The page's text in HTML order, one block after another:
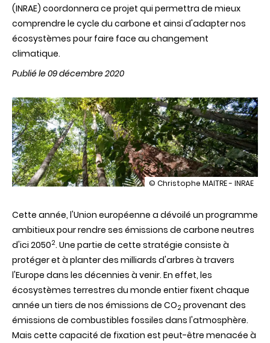
(INRAE) coordonnera ce projet qui permettra de mieux
comprendre le cycle du carbone et ainsi d'adapter nos
écosystèmes pour faire face au changement
climatique.
Publié le 09 décembre 2020
illustration
carbone
pour
l’Europe
:
une
bourse
ERC
Consolidator
Grant
pour
le
projet
COSMYCA
© Christophe MAITRE - INRAE
Cette année, l'Union européenne a dévoilé un programme
ambitieux pour rendre ses émissions de carbone neutres
d'ici 20502. Une partie de cette stratégie consiste à
protéger et à planter des milliards d'arbres à travers
l'Europe dans les décennies à venir. En effet, les
écosystèmes terrestres du monde entier fixent chaque
année un tiers de nos émissions de CO2 provenant des
émissions de combustibles fossiles dans l'atmosphère.
Mais cette capacité de fixation est peut-être menacée à